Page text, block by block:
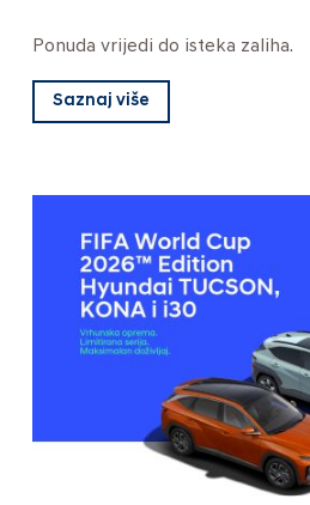
Ponuda vrijedi do isteka zaliha.
Saznaj više